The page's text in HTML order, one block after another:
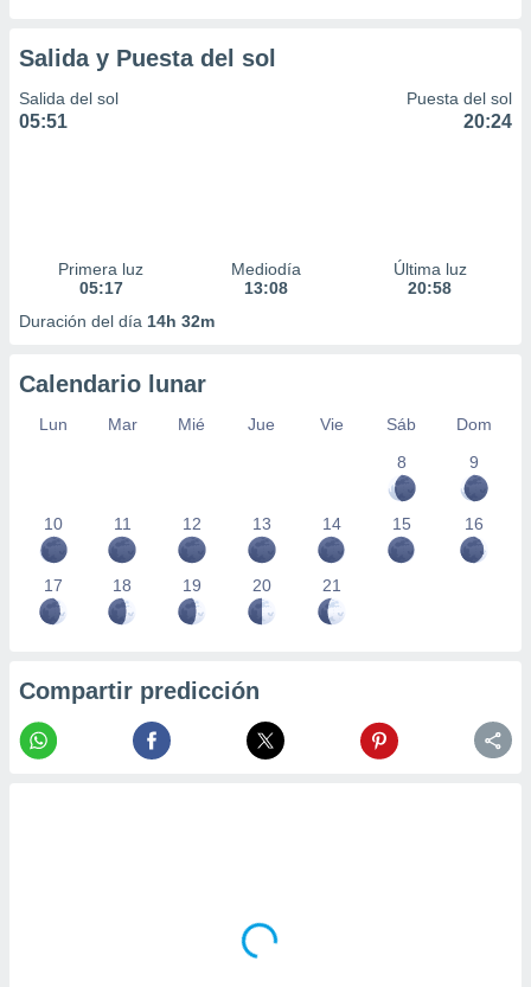
Salida y Puesta del sol
Salida del sol
05:51
Puesta del sol
20:24
Primera luz
05:17
Mediodía
13:08
Última luz
20:58
Duración del día 14h 32m
Calendario lunar
Lun Mar Mié Jue Vie Sáb
Dom
8
9
10 11 12 13 14 15 16
17 18 19 20 21
Compartir predicción